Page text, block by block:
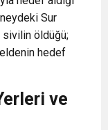
Sur
öldüğü;
hedef
ve